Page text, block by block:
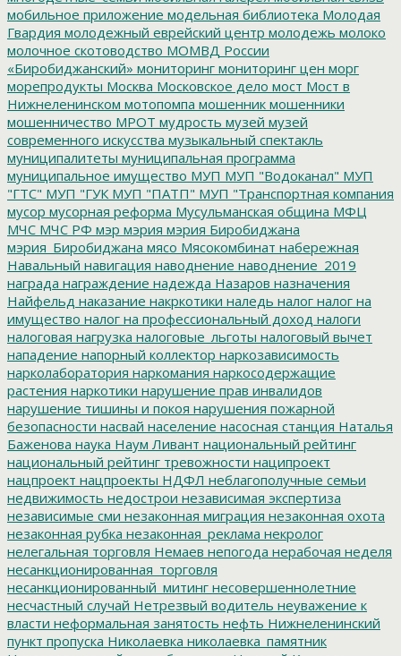
мобильное приложение модельная библиотека Молодая
Гвардия молодежный еврейский центр молодежь молоко
молочное скотоводство МОМВД России
«Биробиджанский» мониторинг мониторинг цен морг
морепродукты Москва Московское дело мост Мост в
Нижнеленинском мотопомпа мошенник мошенники
мошенничество МРОТ мудрость музей музей
современного искусства музыкальный спектакль
муниципалитеты муниципальная программа
муниципальное имущество МУП МУП "Водоканал" МУП
"ГТС" МУП "ГУК МУП "ПАТП" МУП "Транспортная компания
мусор мусорная реформа Мусульманская община МФЦ
МЧС МЧС РФ мэр мэрия мэрия Биробиджана
мэрия_Биробиджана мясо Мясокомбинат набережная
Навальный навигация наводнение наводнение_2019
награда награждение надежда Назаров назначения
Найфельд наказание накркотики наледь налог налог на
имущество налог на профессиональный доход налоги
налоговая нагрузка налоговые_льготы налоговый вычет
нападение напорный коллектор наркозависимость
нарколаборатория наркомания наркосодержащие
растения наркотики нарушение прав инвалидов
нарушение тишины и покоя нарушения пожарной
безопасности насвай население насосная станция Наталья
Баженова наука Наум Ливант национальный рейтинг
национальный рейтинг тревожности наципроект
нацпроект нацпроекты НДФЛ неблагополучные семьи
недвижимость недострои независимая экспертиза
независимые сми незаконная миграция незаконная охота
незаконная рубка незаконная_реклама некролог
нелегальная торговля Немаев непогода нерабочая неделя
несанкционированная_торговля
несанкционированный_митинг несовершеннолетние
несчастный случай Нетрезвый водитель неуважение к
власти неформальная занятость нефть Нижнеленинский
пункт пропуска Николаевка николаевка_памятник